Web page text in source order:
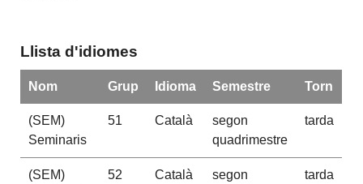
Llista d'idiomes
Nom Grup Idioma Semestre Torn
(SEM)
Seminaris
51 Català
segon
quadrimestre
tarda
(SEM)
52 Català
segon
tarda